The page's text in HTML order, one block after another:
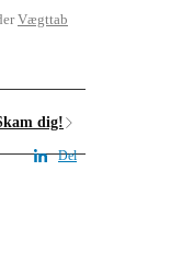
Vægttab
dig!
Del